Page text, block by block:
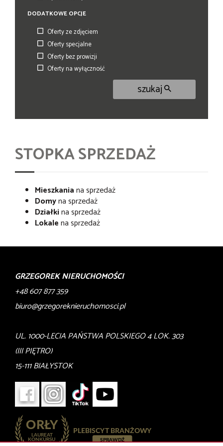
DODATKOWE OPCJE
Oferty ze zdjęciem
Oferty specjalne
Oferty bez prowizji
Oferty na wyłączność
szukaj
STOPKA SPRZEDAŻ
Mieszkaniana sprzedaż
Domyna sprzedaż
Działkina sprzedaż
Lokalena sprzedaż
GRZEGOREK NIERUCHOMOŚCI
+48 607 877 359
biuro@grzegoreknieruchomosci.pl
UL. 1000-LECIA PAŃSTWA POLSKIEGO 4 LOK. 303
(III PIĘTRO)
15-111 BIAŁYSTOK